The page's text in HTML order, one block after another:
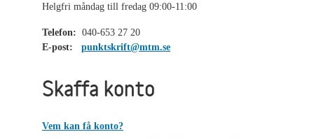
Helgfri måndag till fredag 09:00-11:00
Telefon: 040-653 27 20
E-post:
punktskrift@mtm.se
Skaffa konto
Vem kan få konto?